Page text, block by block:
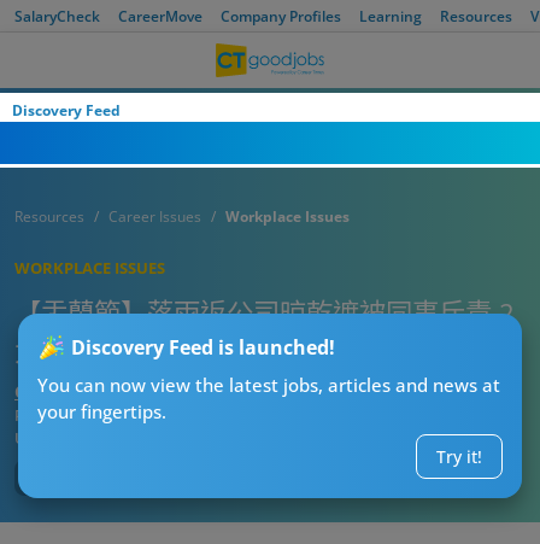
SalaryCheck CareerMove Company Profiles Learning Resources
Discovery Feed
Discovery Feed is launched!
You can now view the latest jobs, articles and news at
your fingertips.
Try it!
Resources Career Issues Workplace Issues
WORKPLACE ISSUES
【盂蘭節】落雨返公司晾乾遮被同事斥責 2
大原因令室內開遮成農曆7月禁忌
CTgoodjobs’ Editor
Published:2023-08-24
Updated: